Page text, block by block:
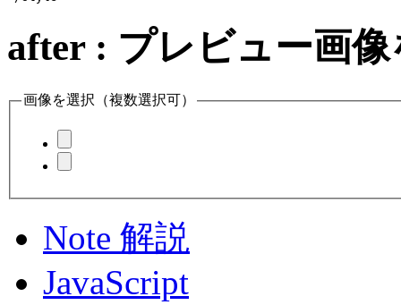
after : プレビュー画
画像を選択（複数選択可）
Note 解説
JavaScript